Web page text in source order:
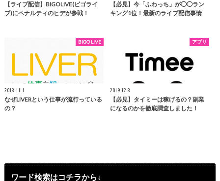
【ライブ配信】BIGOLIVE(ビゴライ
ブ)にペナルティのヒデが参戦！
【必見】今「ふわっち」が◯◯ラン
キング1位！最新のライブ配信事情
BIGO LIVE
2018.11.1
なぜLIVERという仕事が流行っている
の？
アプリ
2019.12.8
【必見】タイミーは稼げるの？副業
になるのかを徹底調査しました！
ワード検索はコチラから↓